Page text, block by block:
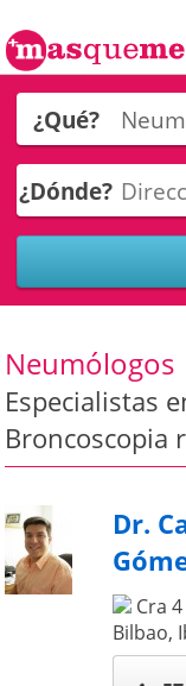
¿Qué?
¿Dónde?
Neumólogos
Especialistas
Broncoscopia
Dr.
Cra
Bilbao,